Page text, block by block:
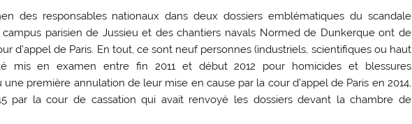
des responsables nationaux dans deux dossiers emblématiques du scandale
campus parisien de Jussieu et des chantiers navals Normed de Dunkerque ont de
d’appel de Paris. En tout, ce sont neuf personnes (industriels, scientifiques ou haut
mis en examen entre fin 2011 et début 2012 pour homicides et blessures
première annulation de leur mise en cause par la cour d’appel de Paris en 2014,
par la cour de cassation qui avait renvoyé les dossiers devant la chambre de